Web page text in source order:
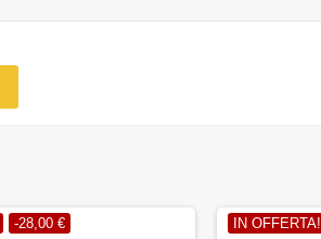
-28,00 € IN OFFERTA!